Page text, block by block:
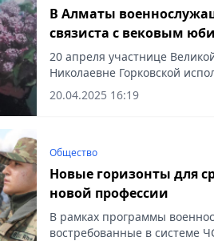
В Алматы
связиста с вековым
20 апреля участнице
Николаевне Горковской
20.04.2025 16:19
Общество
Новые горизонты для
новой профессии
В рамках программы
востребованные в системе